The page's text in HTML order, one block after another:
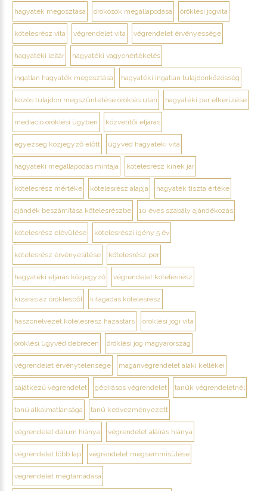
hagyaték megosztása örökösök megállapodása öröklési jogvita
kötelesrész vita végrendelet vita végrendelet érvényessége
hagyatéki leltár hagyatéki vagyonértékelés
ingatlan hagyaték megosztása hagyatéki ingatlan tulajdonközösség
közös tulajdon megszüntetése öröklés után hagyatéki per elkerülése
mediáció öröklési ügyben közvetítői eljárás
egyezség közjegyző előtt ügyvéd hagyatéki vita
hagyatéki megállapodás mintája kötelesrész kinek jár
kötelesrész mértéke kötelesrész alapja hagyaték tiszta értéke
ajándék beszámítása kötelesrészbe 10 éves szabály ajándékozás
kötelesrész elévülése kötelesrészi igény 5 év
kötelesrész érvényesítése kötelesrész per
hagyatéki eljárás közjegyző végrendelet kötelesrész
kizárás az öröklésből kitagadás kötelesrész
haszonélvezet kötelesrész házastárs öröklési jogi vita
öröklési ügyvéd debrecen öröklési jog magyarország
végrendelet érvénytelensége magánvégrendelet alaki kellékei
sajátkezű végrendelet gépírásos végrendelet tanúk végrendeletnél
tanú alkalmatlansága tanú kedvezményezett
végrendelet dátum hiánya végrendelet aláírás hiánya
végrendelet több lap végrendelet megsemmisülése
végrendelet megtámadása